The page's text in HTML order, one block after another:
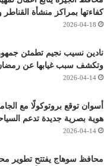
كفاءتها بمراكز منشأة القناطر
2026-04-18
نادين نسيب نجيم تطمئن
وتكشف سبب غيابها عن
2026-04-14
أسوان توقع بروتوكولًا مع
هوية بصرية جديدة تدعم
2026-04-14
محافظ سوهاج يفتتح تطوير